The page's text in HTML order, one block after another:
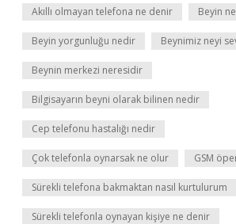
Akıllı olmayan telefona ne denir Beyin
Beyin yorgunluğu nedir Beynimiz neyi
Beynin merkezi neresidir
Bilgisayarın beyni olarak bilinen nedir
Cep telefonu hastalığı nedir
Çok telefonla oynarsak ne olur GSM
Sürekli telefona bakmaktan nasıl kurtulurum
Sürekli telefonla oynayan kişiye ne denir